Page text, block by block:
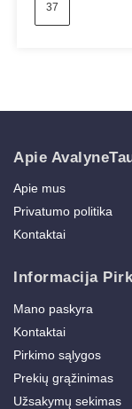
37
Apie
Apie mus
Privatumo politika
Kontaktai
Informacija
Mano paskyra
Kontaktai
Pirkimo sąlygos
Prekių grąžinimas
Užsakymų sekimas